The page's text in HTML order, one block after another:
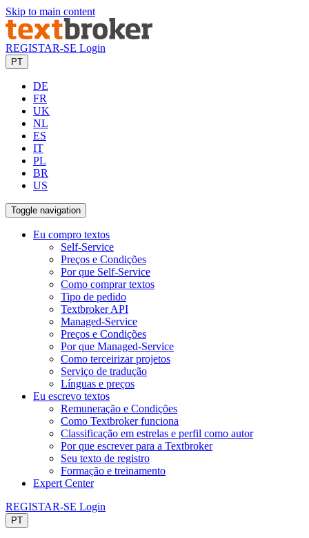
Skip to main content
REGISTAR-SE Login
PT
DE
FR
UK
NL
ES
IT
PL
BR
US
Toggle navigation
Eu compro textos
Self-Service
Preços e Condições
Por que Self-Service
Como comprar textos
Tipo de pedido
Textbroker API
Managed-Service
Preços e Condições
Por que Managed-Service
Como terceirizar projetos
Serviço de tradução
Línguas e preços
Eu escrevo textos
Remuneração e Condições
Como Textbroker funciona
Classificação em estrelas e perfil como autor
Por que escrever para a Textbroker
Seu texto de registro
Formação e treinamento
Expert Center
REGISTAR-SE Login
PT